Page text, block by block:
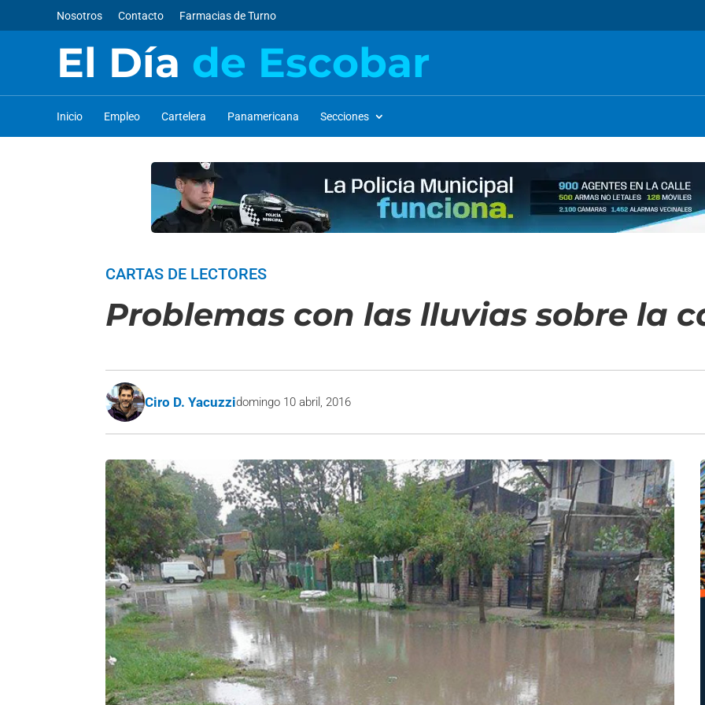
Nosotros Contacto Farmacias de Turno
El Día de Escobar
Inicio Empleo Cartelera Panamericana Secciones
CARTAS DE LECTORES
Problemas con las lluvias sobre la
Ciro D. Yacuzzidomingo 10 abril, 2016